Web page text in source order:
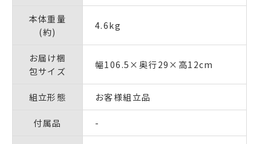
本体重量
(約)
4.6kg
お届け梱
包サイズ
幅106.5×奥行29×高12cm
組立形態 お客様組立品
付属品 -